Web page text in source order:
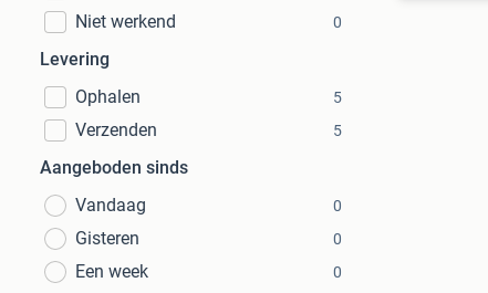
Niet werkend 0
Levering
Ophalen
5
Verzenden 5
Aangeboden sinds
Vandaag
0
Gisteren 0
Een week 0